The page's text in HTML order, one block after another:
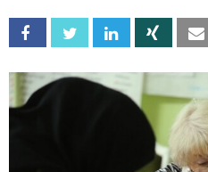
Facebook Twitter Linkedin Xing